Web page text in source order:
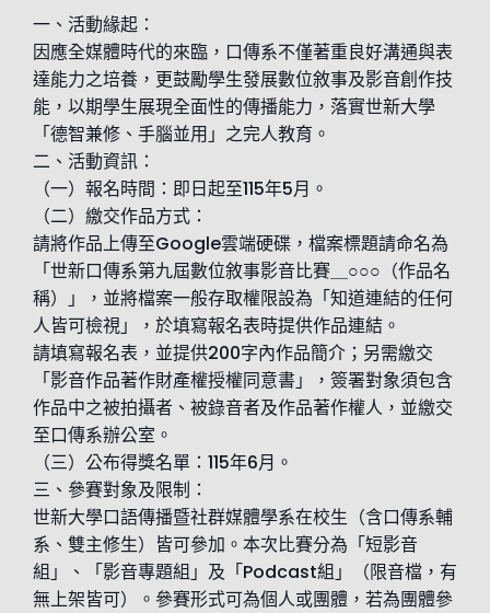
一、活動緣起：
因應全媒體時代的來臨，口傳系不僅著重良好溝通與表
達能力之培養，更鼓勵學生發展數位敘事及影音創作技
能，以期學生展現全面性的傳播能力，落實世新大學
「德智兼修、手腦並用」之完人教育。
二、活動資訊：
（一）報名時間：即日起至115年5月。
（二）繳交作品方式：
請將作品上傳至Google雲端硬碟，檔案標題請命名為
「世新口傳系第九屆數位敘事影音比賽＿○○○（作品名
稱）」，並將檔案一般存取權限設為「知道連結的任何
人皆可檢視」，於填寫報名表時提供作品連結。
請填寫報名表，並提供200字內作品簡介；另需繳交
「影音作品著作財產權授權同意書」，簽署對象須包含
作品中之被拍攝者、被錄音者及作品著作權人，並繳交
至口傳系辦公室。
（三）公布得獎名單：115年6月。
三、參賽對象及限制：
世新大學口語傳播暨社群媒體學系在校生（含口傳系輔
系、雙主修生）皆可參加。本次比賽分為「短影音
組」、「影音專題組」及「Podcast組」（限音檔，有
無上架皆可）。參賽形式可為個人或團體，若為團體參